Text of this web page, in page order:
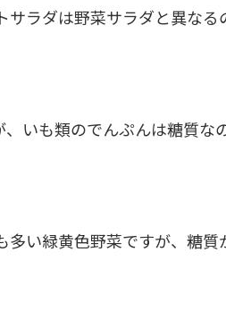
ラダは野菜サラダと異なる
いも類のでんぷんは糖質な
い緑黄色野菜ですが、糖